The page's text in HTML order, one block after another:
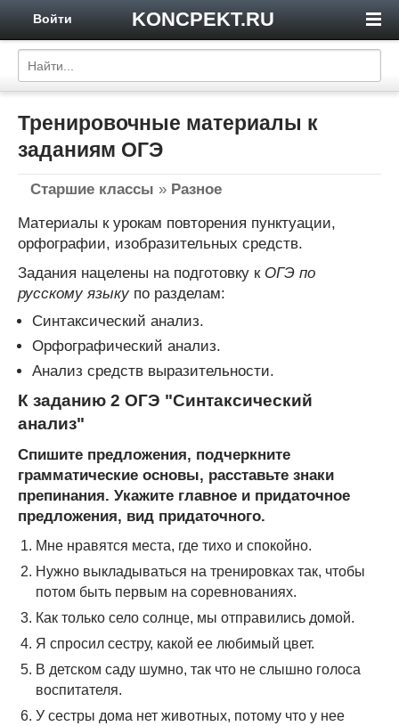
KONCPEKT.RU
Войти
Тренировочные материалы к
заданиям ОГЭ
Старшие классы » Разное
Материалы к урокам повторения пунктуации,
орфографии, изобразительных средств.
Задания нацелены на подготовку к ОГЭ по
русскому языкупо разделам:
Синтаксический анализ.
Орфографический анализ.
Анализ средств выразительности.
К заданию 2 ОГЭ "Синтаксический
анализ"
Спишите предложения, подчеркните
грамматические основы, расставьте знаки
препинания. Укажите главное и придаточное
предложения, вид придаточного.
Мне нравятся места, где тихо и спокойно.
Нужно выкладываться на тренировках так, чтобы
потом быть первым на соревнованиях.
Как только село солнце, мы отправились домой.
Я спросил сестру, какой ее любимый цвет.
В детском саду шумно, так что не слышно голоса
воспитателя.
У сестры дома нет животных, потому что у нее